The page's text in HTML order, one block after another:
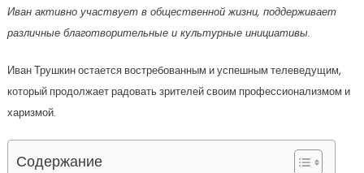
Иван активно участвует в общественной жизни, поддерживает
различные благотворительные и культурные инициативы.
Иван Трушкин остается востребованным и успешным телеведущим,
который продолжает радовать зрителей своим профессионализмом и
харизмой.
Содержание